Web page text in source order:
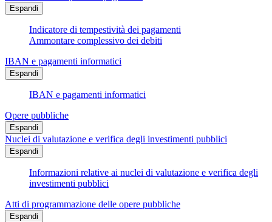
Espandi
Indicatore di tempestività dei pagamenti
Ammontare complessivo dei debiti
IBAN e pagamenti informatici
Espandi
IBAN e pagamenti informatici
Opere pubbliche
Espandi
Nuclei di valutazione e verifica degli investimenti pubblici
Espandi
Informazioni relative ai nuclei di valutazione e verifica degli
investimenti pubblici
Atti di programmazione delle opere pubbliche
Espandi